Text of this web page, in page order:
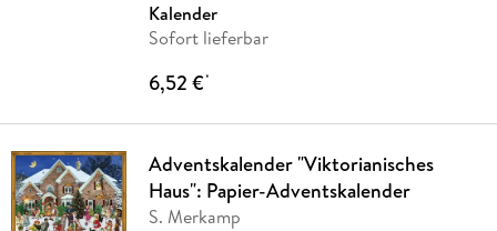
Kalender
Sofort lieferbar
6,52 €*
Adventskalender "Viktorianisches
Haus": Papier-Adventskalender
S. Merkamp